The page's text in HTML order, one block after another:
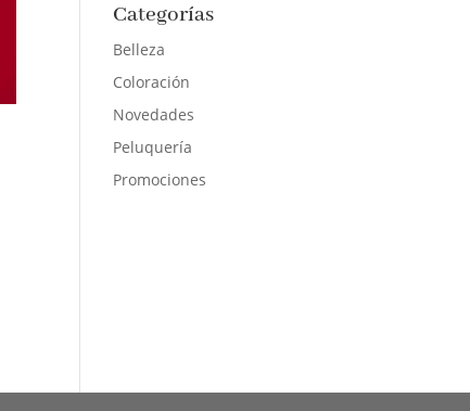
Categorías
Belleza
Coloración
Novedades
Peluquería
Promociones